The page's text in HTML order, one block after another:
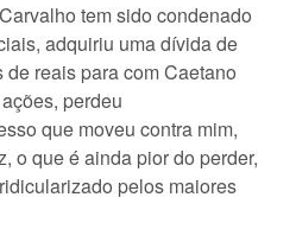
tem sido condenado
adquiriu uma dívida de
reais para com Caetano
perdeu
que moveu contra mim,
o que é ainda pior do perder,
pelos maiores